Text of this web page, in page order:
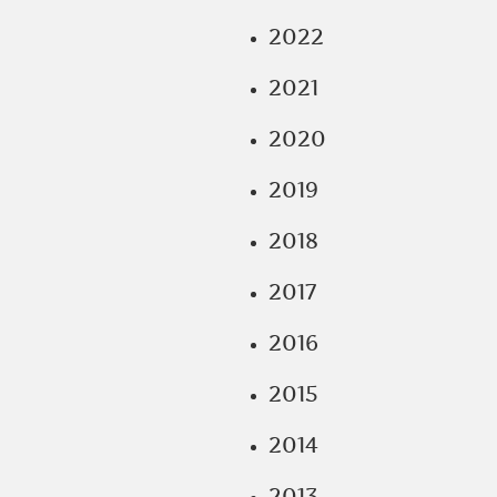
2022
2021
2020
2019
2018
2017
2016
2015
2014